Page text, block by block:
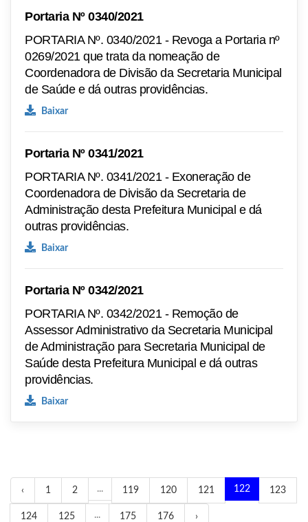
Portaria Nº 0340/2021
PORTARIA Nº. 0340/2021 - Revoga a Portaria nº
0269/2021 que trata da nomeação de
Coordenadora de Divisão da Secretaria Municipal
de Saúde e dá outras providências.
Baixar
Portaria Nº 0341/2021
PORTARIA Nº. 0341/2021 - Exoneração de
Coordenadora de Divisão da Secretaria de
Administração desta Prefeitura Municipal e dá
outras providências.
Baixar
Portaria Nº 0342/2021
PORTARIA Nº. 0342/2021 - Remoção de
Assessor Administrativo da Secretaria Municipal
de Administração para Secretaria Municipal de
Saúde desta Prefeitura Municipal e dá outras
providências.
Baixar
‹ 1 2 ... 119 120 121 122 123
124 125 ... 175 176 ›